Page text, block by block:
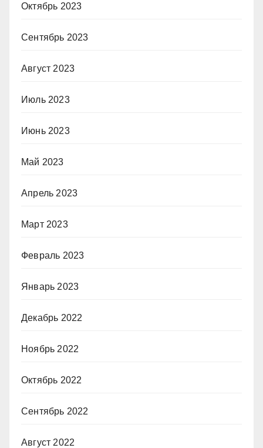
Октябрь 2023
Сентябрь 2023
Август 2023
Июль 2023
Июнь 2023
Май 2023
Апрель 2023
Март 2023
Февраль 2023
Январь 2023
Декабрь 2022
Ноябрь 2022
Октябрь 2022
Сентябрь 2022
Август 2022